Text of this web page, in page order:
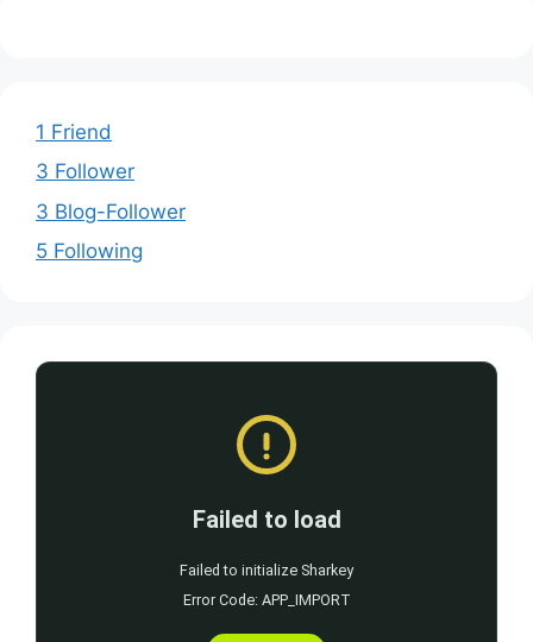
1 Friend
3 Follower
3 Blog-Follower
5 Following